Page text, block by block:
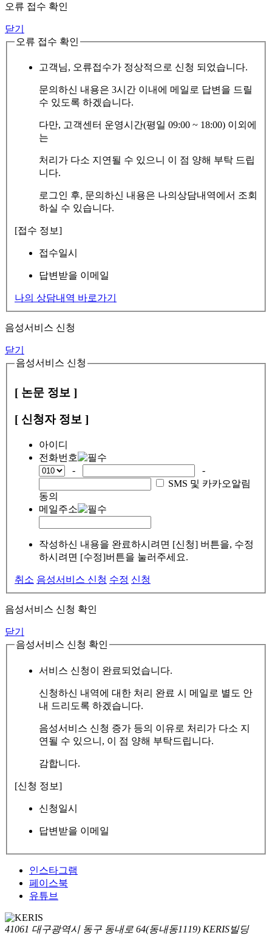
오류 접수 확인
닫기
오류 접수 확인
고객님, 오류접수가 정상적으로 신청 되었습니다.
문의하신 내용은 3시간 이내에 메일로 답변을 드릴
수 있도록 하겠습니다.
다만, 고객센터 운영시간(평일 09:00 ~ 18:00) 이외에
는
처리가 다소 지연될 수 있으니 이 점 양해 부탁 드립
니다.
로그인 후, 문의하신 내용은 나의상담내역에서 조회
하실 수 있습니다.
[접수 정보]
접수일시
답변받을 이메일
나의 상담내역 바로가기
음성서비스 신청
닫기
음성서비스 신청
[ 논문 정보 ]
[ 신청자 정보 ]
아이디
전화번호
-
-
SMS 및 카카오알림
동의
메일주소
작성하신 내용을 완료하시려면 [신청] 버튼을, 수정
하시려면 [수정]버튼을 눌러주세요.
취소 음성서비스 신청 수정 신청
음성서비스 신청 확인
닫기
음성서비스 신청 확인
서비스 신청이 완료되었습니다.
신청하신 내역에 대한 처리 완료 시 메일로 별도 안
내 드리도록 하겠습니다.
음성서비스 신청 증가 등의 이유로 처리가 다소 지
연될 수 있으니, 이 점 양해 부탁드립니다.
감합니다.
[신청 정보]
신청일시
답변받을 이메일
인스타그램
페이스북
유튜브
41061 대구광역시 동구 동내로 64(동내동1119) KERIS빌딩